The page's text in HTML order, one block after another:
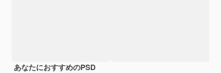
あなたにおすすめのPSD